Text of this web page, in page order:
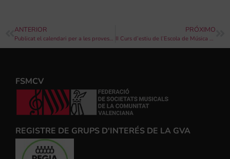
ANTERIOR
Publicat el calendari per a les proves d’accés als ensenyaments elementals i professionals de música i dansa 2018-2019
PRÓXIMO
II Curs d’estiu de l’Escola de Música del Casino Musical de Godella
FSMCV
REGISTRE DE GRUPS D'INTERÉS DE LA GVA